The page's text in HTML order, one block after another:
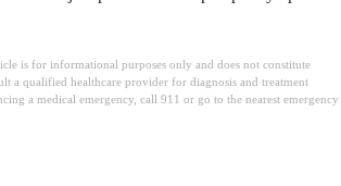
is for informational purposes only and does not constitute
a qualified healthcare provider for diagnosis and treatment
a medical emergency, call 911 or go to the nearest emergency